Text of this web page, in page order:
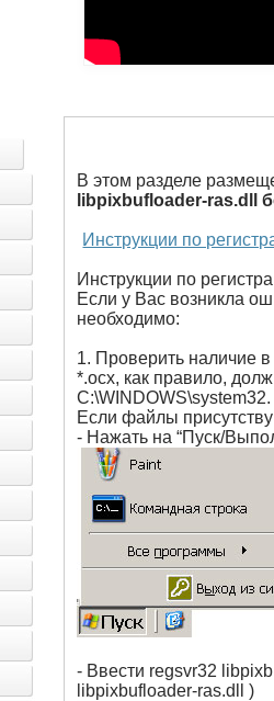
В этом разделе
libpixbufloader-ras.dll
Инструкции по
Инструкции по
Если у Вас возникла
необходимо:
1. Проверить наличие
*.ocx, как правило,
C:\WINDOWS\system32.
Если файлы
- Нажать на “Пуск/
- Ввести regsvr32
libpixbufloader-ras.dll )